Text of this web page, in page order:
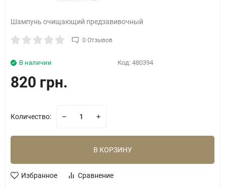
Шампунь очищающий предзавивочный
0 Отзывов
Код: 480394
В наличии
820 грн.
Количество:
В КОРЗИНУ
Избранное Сравнение